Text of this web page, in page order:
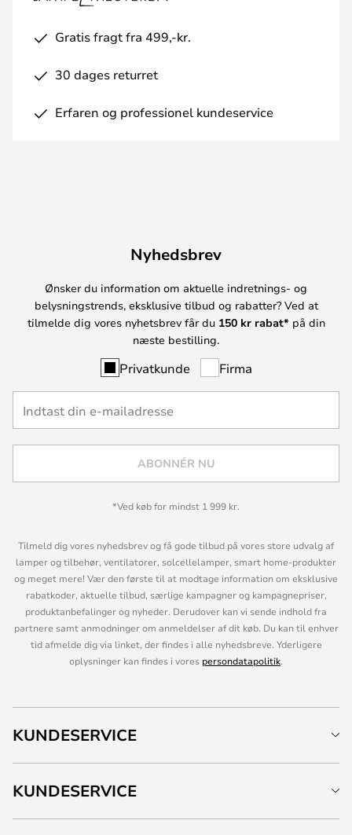
Gratis fragt fra 499,-kr.
30 dages returret
Erfaren og professionel kundeservice
Nyhedsbrev
Ønsker du information om aktuelle indretnings- og
belysningstrends, eksklusive tilbud og rabatter? Ved at
tilmelde dig vores nyhetsbrev får du 150 kr rabat* på din
næste bestilling.
Privatkunde Firma
ABONNÉR NU
*Ved køb for mindst 1 999 kr.
Tilmeld dig vores nyhedsbrev og få gode tilbud på vores store udvalg af
lamper og tilbehør, ventilatorer, solcellelamper, smart home-produkter
og meget mere! Vær den første til at modtage information om eksklusive
rabatkoder, aktuelle tilbud, særlige kampagner og kampagnepriser,
produktanbefalinger og nyheder. Derudover kan vi sende indhold fra
partnere samt anmodninger om anmeldelser af dit køb. Du kan til enhver
tid afmelde dig via linket, der findes i alle nyhedsbreve. Yderligere
oplysninger kan findes i vores persondatapolitik.
KUNDESERVICE
KUNDESERVICE